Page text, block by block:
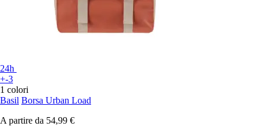
24h
+-3
1 colori
Basil Borsa Urban Load
A partire da 54,99 €